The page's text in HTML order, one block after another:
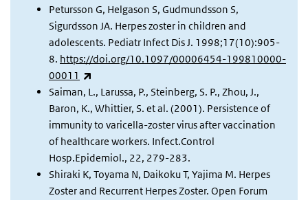
Petursson G, Helgason S, Gudmundsson S,
Sigurdsson JA. Herpes zoster in children and
adolescents. Pediatr Infect Dis J. 1998;17(10):905-
8. https://doi.org/10.1097/00006454-199810000-
00011
Saiman, L., Larussa, P., Steinberg, S. P., Zhou, J.,
Baron, K., Whittier, S. et al. (2001). Persistence of
immunity to varicella-zoster virus after vaccination
of healthcare workers. Infect.Control
Hosp.Epidemiol., 22, 279-283.
Shiraki K, Toyama N, Daikoku T, Yajima M. Herpes
Zoster and Recurrent Herpes Zoster. Open Forum